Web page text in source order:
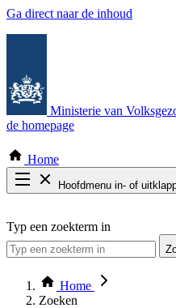
Ga direct naar de inhoud
Ministerie van
de homepage
Home
Hoofdmenu in- of
Thema COVID-19
Bekijk per bestuursorgaan
Typ een zoekterm in
Home
Zoeken